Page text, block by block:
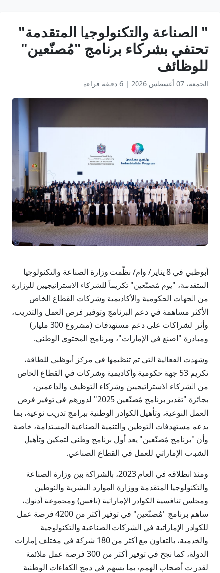
" الصناعة والتكنولوجيا المتقدمة"
تحتفي بشركاء برنامج "مُصنّعين"
للوظائف
الجمعة، 07 أغسطس 2026 | 6 دقيقة قراءة
أبوظبي في 8 يناير/ وام/ نظّمت وزارة الصناعة والتكنولوجيا
المتقدمة، "يوم مُصنّعين" تكريماً للشركاء الاستراتيجيين للوزارة
من الجهات الحكومية والأكاديمية وشركات القطاع الخاص
الأكثر مساهمة في دعم البرنامج وتوفير فرص العمل والتدريب،
وأثر الشراكات على دعم مستهدفات (مشروع 300 مليار)
ومبادرة "اصنع في الإمارات"، وبرنامج المحتوى الوطني.
وشهدت الفعالية التي تم تنظيمها في مركز أبوظبي للطاقة،
تكريم 53 جهة حكومية وأكاديمية وشركات في القطاع الخاص
من الشركاء الاستراتيجيين وشركاء التوظيف والداعمين،
بجائزة "تقدير برنامج مُصنّعين 2025" لدورهم في توفير فرص
العمل النوعية، وتأهيل الكوادر الوطنية ببرامج تدريب نوعية، بما
يدعم مستهدفات التوطين والتنمية الصناعية المستدامة، خاصة
وأن "برنامج مُصنّعين" يعد أول برنامج وطني لتمكين وتأهيل
الشباب الإماراتي للعمل في القطاع الصناعي.
ومنذ انطلاقه في العام 2023، بالشراكة بين وزارة الصناعة
والتكنولوجيا المتقدمة ووزارة الموارد البشرية والتوطين
ومجلس تنافسية الكوادر الإماراتية (نافس) ومجموعة أدنوك،
ساهم برنامج "مُصنّعين" في توفير أكثر من 4200 فرصة عمل
للكوادر الإماراتية في الشركات الصناعية والتكنولوجية
والخدمية، بالتعاون مع أكثر من 180 شركة في مختلف إمارات
الدولة، كما نجح في توفير أكثر من 300 فرصة عمل ملائمة
لقدرات أصحاب الهمم، بما يسهم في دمج الكفاءات الوطنية